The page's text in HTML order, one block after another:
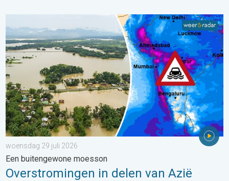
Overstromingen in delen van Azië. Een buitengewone
woensdag 29 juli 2026
Een buitengewone moesson
Overstromingen in delen van Azië